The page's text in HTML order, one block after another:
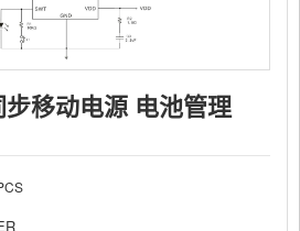
移动电源 电池管理